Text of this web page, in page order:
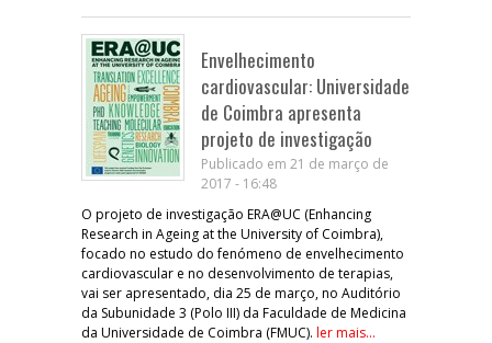
Envelhecimento
cardiovascular: Universidade
de Coimbra apresenta
projeto de investigação
Publicado em 21 de março de
2017 - 16:48
O projeto de investigação ERA@UC (Enhancing
Research in Ageing at the University of Coimbra),
focado no estudo do fenómeno de envelhecimento
cardiovascular e no desenvolvimento de terapias,
vai ser apresentado, dia 25 de março, no Auditório
da Subunidade 3 (Polo III) da Faculdade de Medicina
da Universidade de Coimbra (FMUC). ler mais...